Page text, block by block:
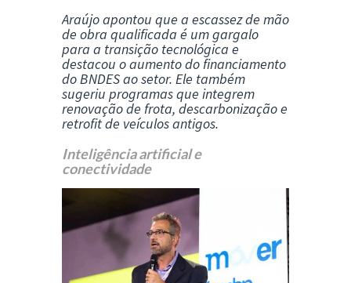
Araújo apontou que a escassez de mão
de obra qualificada é um gargalo
para a transição tecnológica e
destacou o aumento do financiamento
do BNDES ao setor. Ele também
sugeriu programas que integrem
renovação de frota, descarbonização e
retrofit de veículos antigos.
Inteligência artificial e
conectividade